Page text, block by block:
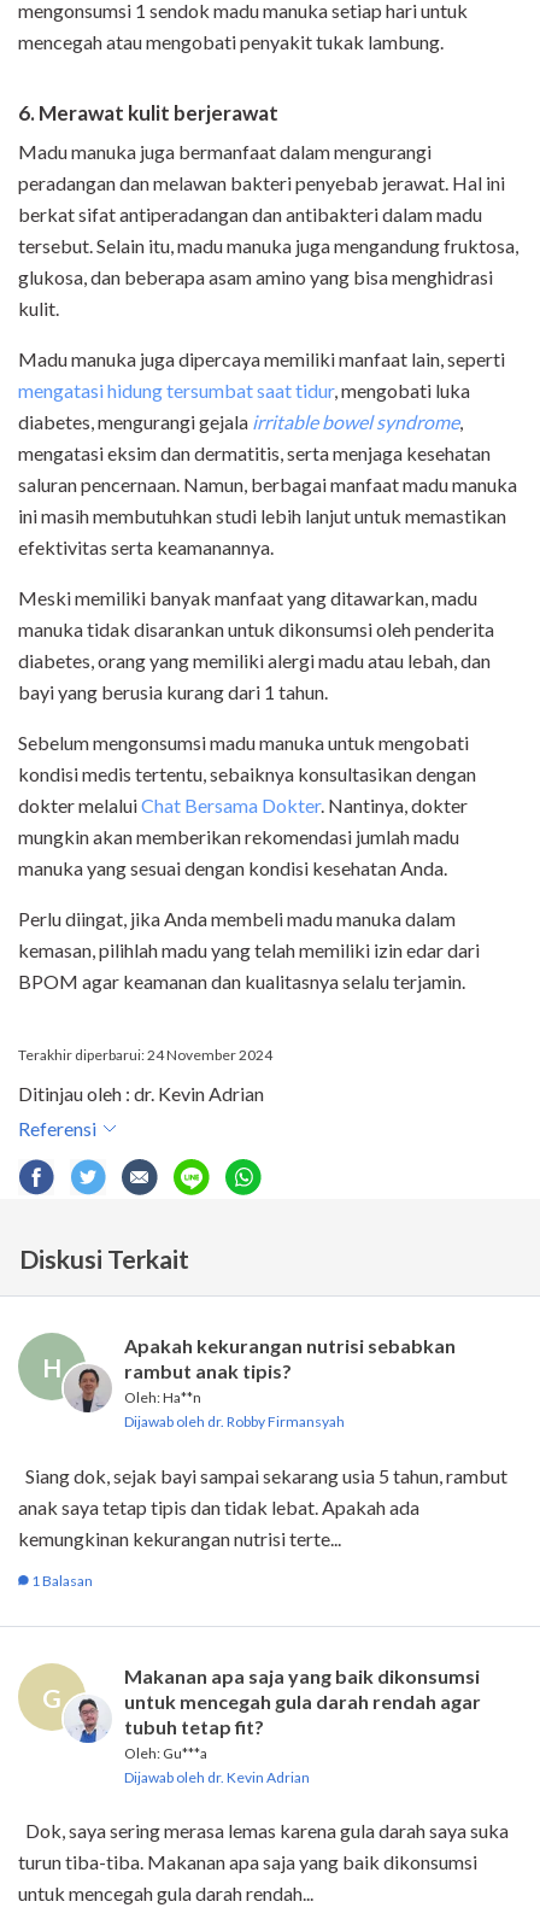
mengonsumsi 1 sendok madu manuka setiap hari untuk
mencegah atau mengobati penyakit tukak lambung.
6. Merawat kulit berjerawat
Madu manuka juga bermanfaat dalam mengurangi
peradangan dan melawan bakteri penyebab jerawat. Hal ini
berkat sifat antiperadangan dan antibakteri dalam madu
tersebut. Selain itu, madu manuka juga mengandung fruktosa,
glukosa, dan beberapa asam amino yang bisa menghidrasi
kulit.
Madu manuka juga dipercaya memiliki manfaat lain, seperti
mengatasi hidung tersumbat saat tidur, mengobati luka
diabetes, mengurangi gejala irritable bowel syndrome,
mengatasi eksim dan dermatitis, serta menjaga kesehatan
saluran pencernaan. Namun, berbagai manfaat madu manuka
ini masih membutuhkan studi lebih lanjut untuk memastikan
efektivitas serta keamanannya.
Meski memiliki banyak manfaat yang ditawarkan, madu
manuka tidak disarankan untuk dikonsumsi oleh penderita
diabetes, orang yang memiliki alergi madu atau lebah, dan
bayi yang berusia kurang dari 1 tahun.
Sebelum mengonsumsi madu manuka untuk mengobati
kondisi medis tertentu, sebaiknya konsultasikan dengan
dokter melaluiChat Bersama Dokter. Nantinya, dokter
mungkin akan memberikan rekomendasi jumlah madu
manuka yang sesuai dengan kondisi kesehatan Anda.
Perlu diingat, jika Anda membeli madu manuka dalam
kemasan, pilihlah madu yang telah memiliki izin edar dari
BPOM agar keamanan dan kualitasnya selalu terjamin.
Terakhir diperbarui: 24 November 2024